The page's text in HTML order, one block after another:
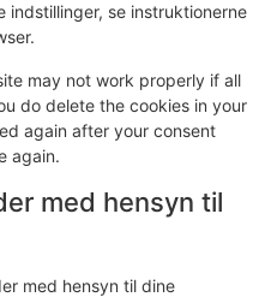
indstillinger, se instruktionerne
may not work properly if all
do delete the cookies in your
again after your consent
again.
med hensyn til
med hensyn til dine